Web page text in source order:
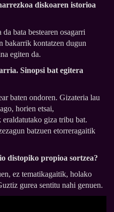
diskoaren istorioa
bata bestearen osagarri
bakarrik kontatzen dugun
egiten da.
Sinopsi bat egitera
baten ondoren. Gizateria lau
horien etsai,
giza tribu bat.
batzuen etorreragaitik
distopiko propioa sortzea?
ez tematikagaitik, holako
gurea sentitu nahi genuen.